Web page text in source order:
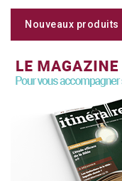
Nouveaux produits